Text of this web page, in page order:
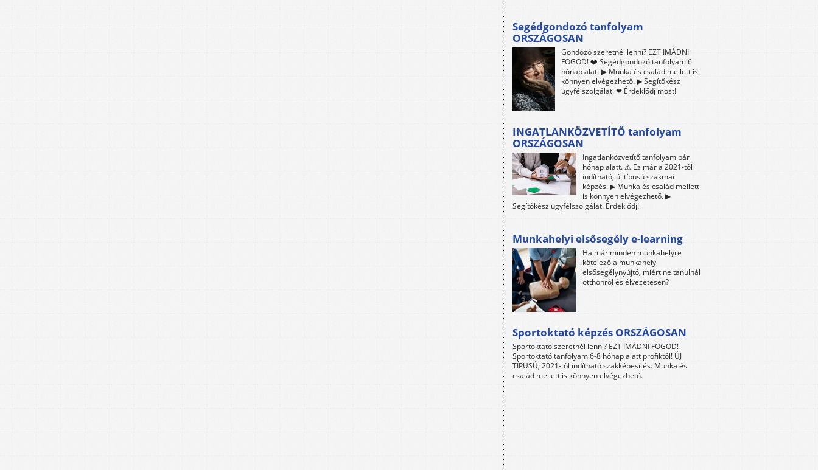
Segédgondozó tanfolyam
ORSZÁGOSAN
Gondozó szeretnél lenni? EZT IMÁDNI
FOGOD! ❤️ Segédgondozó tanfolyam 6
hónap alatt ▶ Munka és család mellett is
könnyen elvégezhető. ▶ Segítőkész
ügyfélszolgálat. ❤ Érdeklődj most!
INGATLANKÖZVETÍTŐ tanfolyam
ORSZÁGOSAN
Ingatlanközvetítő tanfolyam pár
hónap alatt. ⚠ Ez már a 2021-től
indítható, új típusú szakmai
képzés. ▶ Munka és család mellett
is könnyen elvégezhető. ▶
Segítőkész ügyfélszolgálat. Érdeklődj!
Munkahelyi elsősegély e-learning
Ha már minden munkahelyre
kötelező a munkahelyi
elsősegélynyújtó, miért ne tanulnál
otthonról és élvezetesen?
Sportoktató képzés ORSZÁGOSAN
Sportoktató szeretnél lenni? EZT IMÁDNI FOGOD!
Sportoktató tanfolyam 6-8 hónap alatt profiktól! ÚJ
TÍPUSÚ, 2021-től indítható szakképesítés. Munka és
család mellett is könnyen elvégezhető.